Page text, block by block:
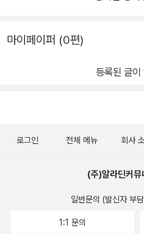
마이페이퍼 (0편)
등록된 글이
로그인 전체 메뉴 회사
(주)알라딘커뮤
일반문의 (발신자 부
1:1 문의